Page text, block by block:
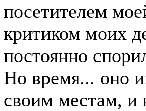
посетителем
критиком моих
постоянно
Но время... оно
своим местам, и